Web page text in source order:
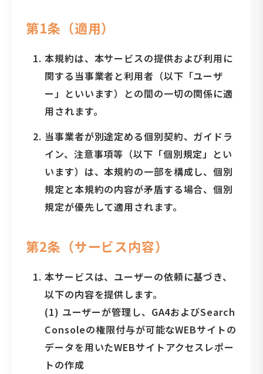
第1条（適用）
本規約は、本サービスの提供および利用に
関する当事業者と利用者（以下「ユーザ
ー」といいます）との間の一切の関係に適
用されます。
当事業者が別途定める個別契約、ガイドラ
イン、注意事項等（以下「個別規定」とい
います）は、本規約の一部を構成し、個別
規定と本規約の内容が矛盾する場合、個別
規定が優先して適用されます。
第2条（サービス内容）
本サービスは、ユーザーの依頼に基づき、
以下の内容を提供します。
(1) ユーザーが管理し、GA4およびSearch
Consoleの権限付与が可能なWEBサイトの
データを用いたWEBサイトアクセスレポー
トの作成